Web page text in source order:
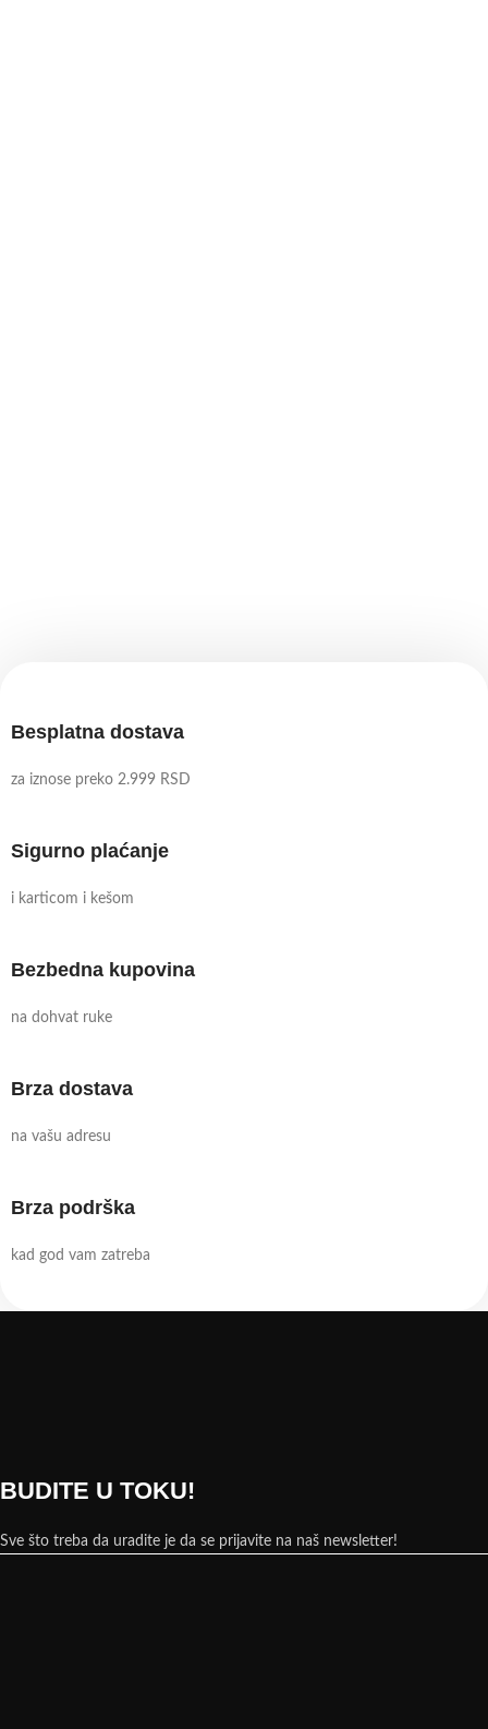
Besplatna dostava
za iznose preko 2.999 RSD
Sigurno plaćanje
i karticom i kešom
Bezbedna kupovina
na dohvat ruke
Brza dostava
na vašu adresu
Brza podrška
kad god vam zatreba
BUDITE U TOKU!
Sve što treba da uradite je da se prijavite na naš newsletter!